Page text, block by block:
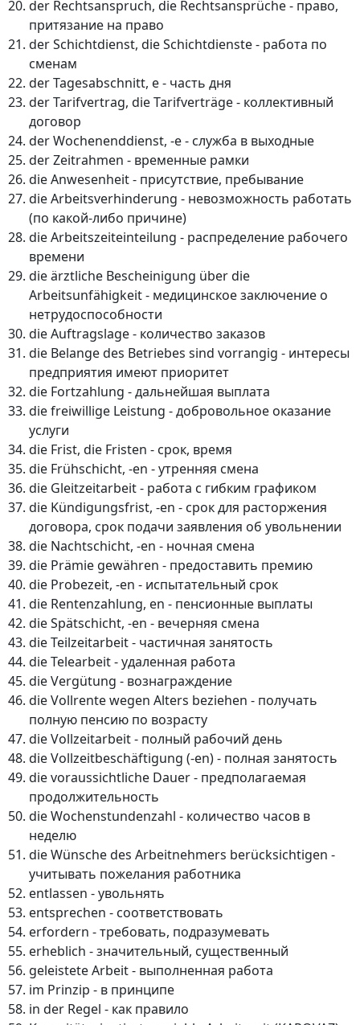
der Rechtsanspruch, die Rechtsansprüche - право,
притязание на право
der Schichtdienst, die Schichtdienste - работа по
сменам
der Tagesabschnitt, e - часть дня
der Tarifvertrag, die Tarifverträge - коллективный
договор
der Wochenenddienst, -e - служба в выходные
der Zeitrahmen - временные рамки
die Anwesenheit - присутствие, пребывание
die Arbeitsverhinderung - невозможность работать
(по какой-либо причине)
die Arbeitszeiteinteilung - распределение рабочего
времени
die ärztliche Bescheinigung über die
Arbeitsunfähigkeit - медицинское заключение о
нетрудоспособности
die Auftragslage - количество заказов
die Belange des Betriebes sind vorrangig - интересы
предприятия имеют приоритет
die Fortzahlung - дальнейшая выплата
die freiwillige Leistung - добровольное оказание
услуги
die Frist, die Fristen - срок, время
die Frühschicht, -en - утренняя смена
die Gleitzeitarbeit - работа с гибким графиком
die Kündigungsfrist, -en - срок для расторжения
договора, срок подачи заявления об увольнении
die Nachtschicht, -en - ночная смена
die Prämie gewähren - предоставить премию
die Probezeit, -en - испытательный срок
die Rentenzahlung, en - пенсионные выплаты
die Spätschicht, -en - вечерняя смена
die Teilzeitarbeit - частичная занятость
die Telearbeit - удаленная работа
die Vergütung - вознаграждение
die Vollrente wegen Alters beziehen - получать
полную пенсию по возрасту
die Vollzeitarbeit - полный рабочий день
die Vollzeitbeschäftigung (-en) - полная занятость
die voraussichtliche Dauer - предполагаемая
продолжительность
die Wochenstundenzahl - количество часов в
неделю
die Wünsche des Arbeitnehmers berücksichtigen -
учитывать пожелания работника
entlassen - увольнять
entsprechen - соответствовать
erfordern - требовать, подразумевать
erheblich - значительный, существенный
geleistete Arbeit - выполненная работа
im Prinzip - в принципе
in der Regel - как правило